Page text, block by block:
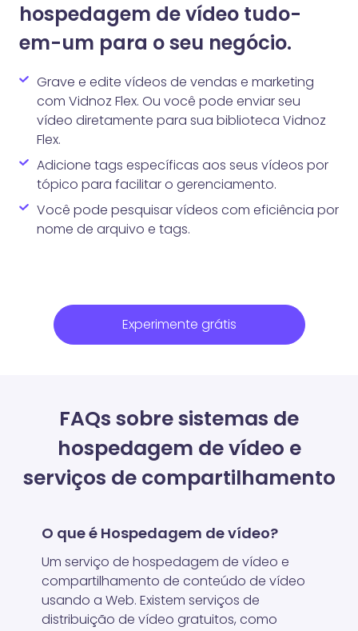
hospedagem de vídeo tudo-
em-um para o seu negócio.
Grave e edite vídeos de vendas e marketing
com Vidnoz Flex. Ou você pode enviar seu
vídeo diretamente para sua biblioteca Vidnoz
Flex.
Adicione tags específicas aos seus vídeos por
tópico para facilitar o gerenciamento.
Você pode pesquisar vídeos com eficiência por
nome de arquivo e tags.
Experimente grátis
FAQs sobre sistemas de
hospedagem de vídeo e
serviços de compartilhamento
O que é Hospedagem de vídeo?
Um serviço de hospedagem de vídeo e
compartilhamento de conteúdo de vídeo
usando a Web. Existem serviços de
distribuição de vídeo gratuitos, como